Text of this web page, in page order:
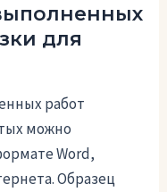
для
работ
можно
Word,
Образец